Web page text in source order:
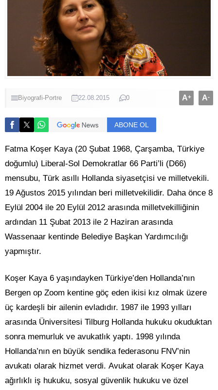
Biyografi-Portre 22.08.2015 0 A+ A-
ABONE OL
Fatma Koşer Kaya (20 Şubat 1968, Çarşamba, Türkiye
doğumlu) Liberal-Sol Demokratlar 66 Parti’li (D66)
mensubu, Türk asıllı Hollanda siyasetçisi ve milletvekili.
19 Ağustos 2015 yılından beri milletvekilidir. Daha önce 8
Eylül 2004 ile 20 Eylül 2012 arasında milletvekilliğinin
ardından 11 Şubat 2013 ile 2 Haziran arasında
Wassenaar kentinde Belediye Başkan Yardımcılığı
yapmıştır.
Koşer Kaya 6 yaşındayken Türkiye’den Hollanda’nın
Bergen op Zoom kentine göç eden ikisi kız olmak üzere
üç kardeşli bir ailenin evladıdır. 1987 ile 1993 yılları
arasında Üniversitesi Tilburg Hollanda hukuku okuduktan
sonra memurluk ve avukatlık yaptı. 1998 yılında
Hollanda’nın en büyük sendika federasonu FNV’nin
avukatı olarak hizmet verdi. Avukat olarak Koşer Kaya
ağırlıklı iş hukuku, sosyal güvenlik hukuku ve özel